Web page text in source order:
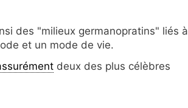
des "milieux germanopratins" liés à
et un mode de vie.
deux des plus célèbres